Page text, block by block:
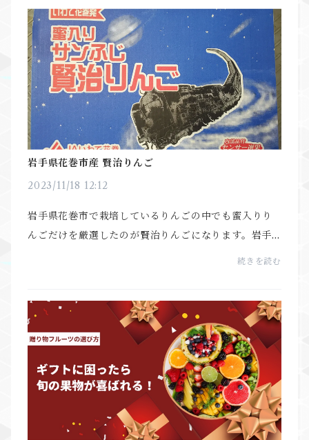
岩手県花巻市産 賢治りんご
2023/11/18 12:12
岩手県花巻市で栽培しているりんごの中でも蜜入りり
んごだけを厳選したのが賢治りんごになります。岩手
県のリンゴのほとんどが完熟状態で出荷する為、その
続きを読む